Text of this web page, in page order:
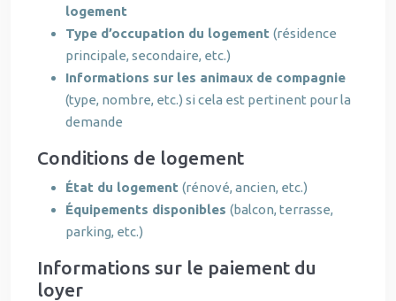
logement
Type d’occupation du logement (résidence
principale, secondaire, etc.)
Informations sur les animaux de compagnie
(type, nombre, etc.) si cela est pertinent pour la
demande
Conditions de logement
État du logement (rénové, ancien, etc.)
Équipements disponibles (balcon, terrasse,
parking, etc.)
Informations sur le paiement du
loyer